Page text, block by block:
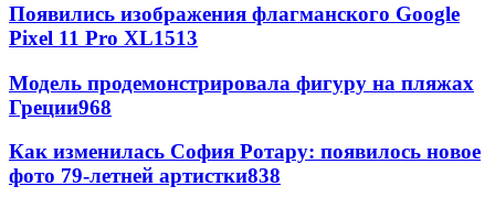
Появились изображения флагманского Google
Pixel 11 Pro XL1513
Модель продемонстрировала фигуру на пляжах
Греции968
Как изменилась София Ротару: появилось новое
фото 79-летней артистки838